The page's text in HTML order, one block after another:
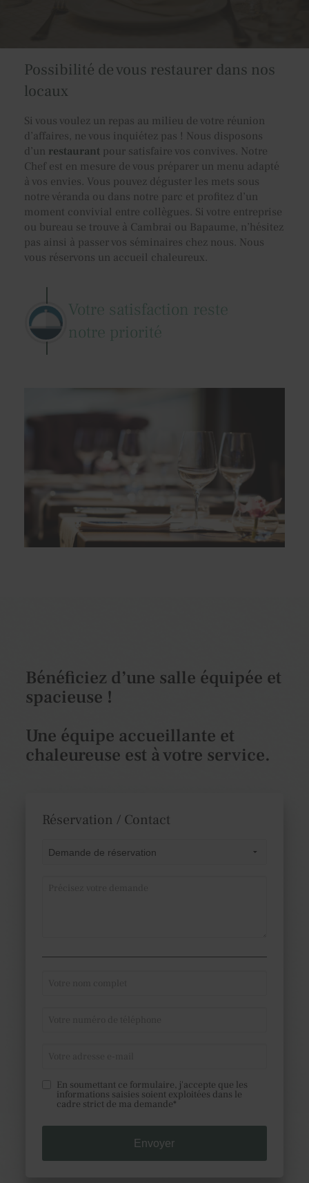
Possibilité de vous restaurer dans nos
locaux
Si vous voulez un repas au milieu de votre réunion
d’affaires, ne vous inquiétez pas ! Nous disposons
d’un restaurant pour satisfaire vos convives. Notre
Chef est en mesure de vous préparer un menu adapté
à vos envies. Vous pouvez déguster les mets sous
notre véranda ou dans notre parc et profitez d’un
moment convivial entre collègues. Si votre entreprise
ou bureau se trouve à Cambrai ou Bapaume, n’hésitez
pas ainsi à passer vos séminaires chez nous. Nous
vous réservons un accueil chaleureux.
Votre satisfaction reste
notre priorité
Bénéficiez d’une salle équipée et
spacieuse !
Une équipe accueillante et
chaleureuse est à votre service.
Réservation / Contact
En soumettant ce formulaire, j'accepte que les
informations saisies soient exploitées dans le
cadre strict de ma demande*